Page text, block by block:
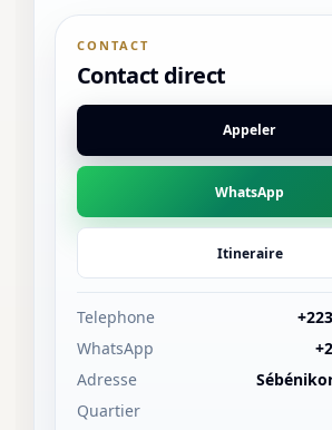
CONTACT
Contact direct
Appeler
WhatsApp
Itineraire
Telephone
WhatsApp
Adresse
Quartier